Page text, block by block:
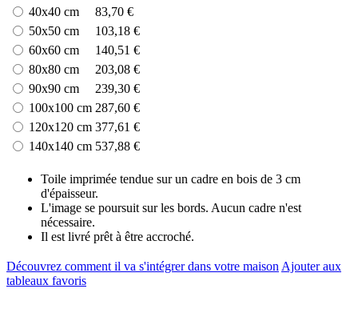
40x40 cm
83,70 €
50x50 cm
103,18 €
60x60 cm
140,51 €
80x80 cm
203,08 €
90x90 cm
239,30 €
100x100 cm 287,60 €
120x120 cm 377,61 €
140x140 cm 537,88 €
Toile imprimée tendue sur un cadre en bois de 3 cm
d'épaisseur.
L'image se poursuit sur les bords. Aucun cadre n'est
nécessaire.
Il est livré prêt à être accroché.
Découvrez comment il va s'intégrer dans votre maison Ajouter aux
tableaux favoris